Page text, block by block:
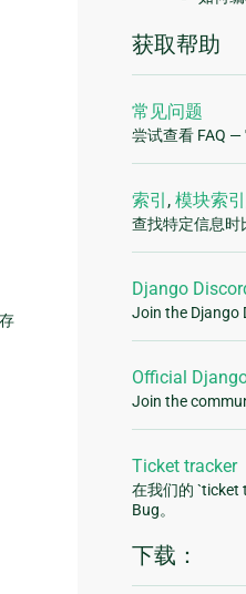
获取帮助
常见问题
尝试查看 FAQ
索引 ,模块索引
查找特定信息时
Django
Join the Django
Official
Join the
Ticket tracker
在我们的 `ticket
Bug。
下载：